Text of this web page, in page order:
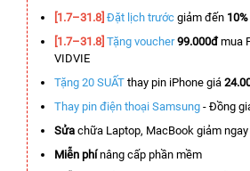
[1.7–31.8] Đặt lịch trước giảm đến 10%
[1.7–31.8] Tặng voucher 99.000đmua
VIDVIE
Tặng 20 SUẤT thay pin iPhone giá
Thay pin điện thoại Samsung - Đồng
Sửa chữa Laptop, MacBook giảm ngay
Miễn phínâng cấp phần mềm